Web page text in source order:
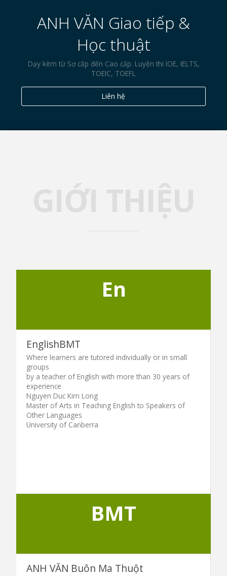
ANH VĂN Giao tiếp &
Học thuật
Dạy kèm từ Sơ cấp đến Cao cấp. Luyện thi IOE, IELTS,
TOEIC, TOEFL
Liên hệ
En
EnglishBMT
Where learners are tutored individually or in small
groups
by a teacher of English with more than 30 years of
experience
Nguyen Duc Kim Long
Master of Arts in Teaching English to Speakers of
Other Languages
University of Canberra
BMT
ANH VĂN Buôn Ma Thuột